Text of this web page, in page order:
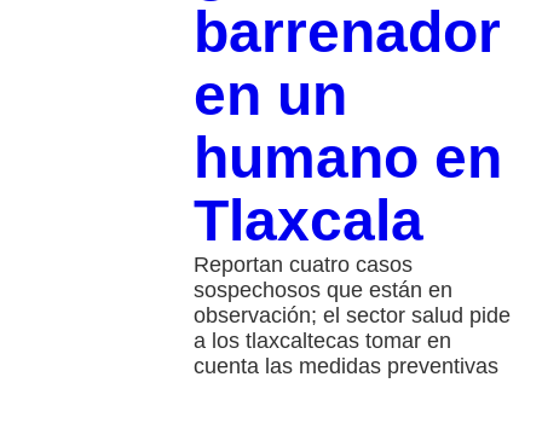
barrenador
en un
humano en
Tlaxcala
Reportan cuatro casos
sospechosos que están en
observación; el sector salud pide
a los tlaxcaltecas tomar en
cuenta las medidas preventivas